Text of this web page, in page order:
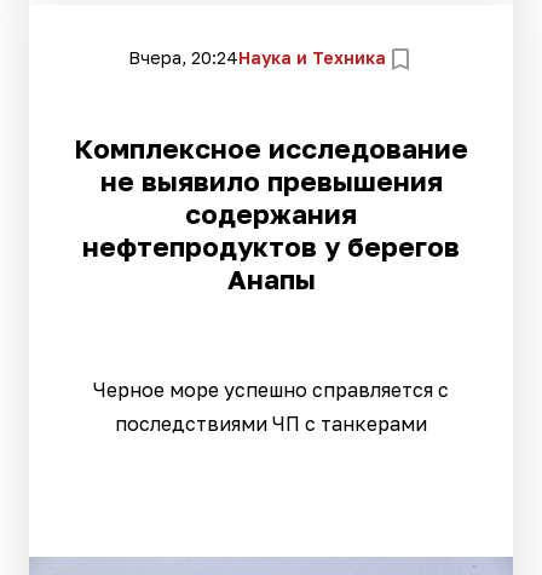
Вчера, 20:24Наука и Техника
Комплексное исследование
не выявило превышения
содержания
нефтепродуктов у берегов
Анапы
Черное море успешно справляется с
последствиями ЧП с танкерами